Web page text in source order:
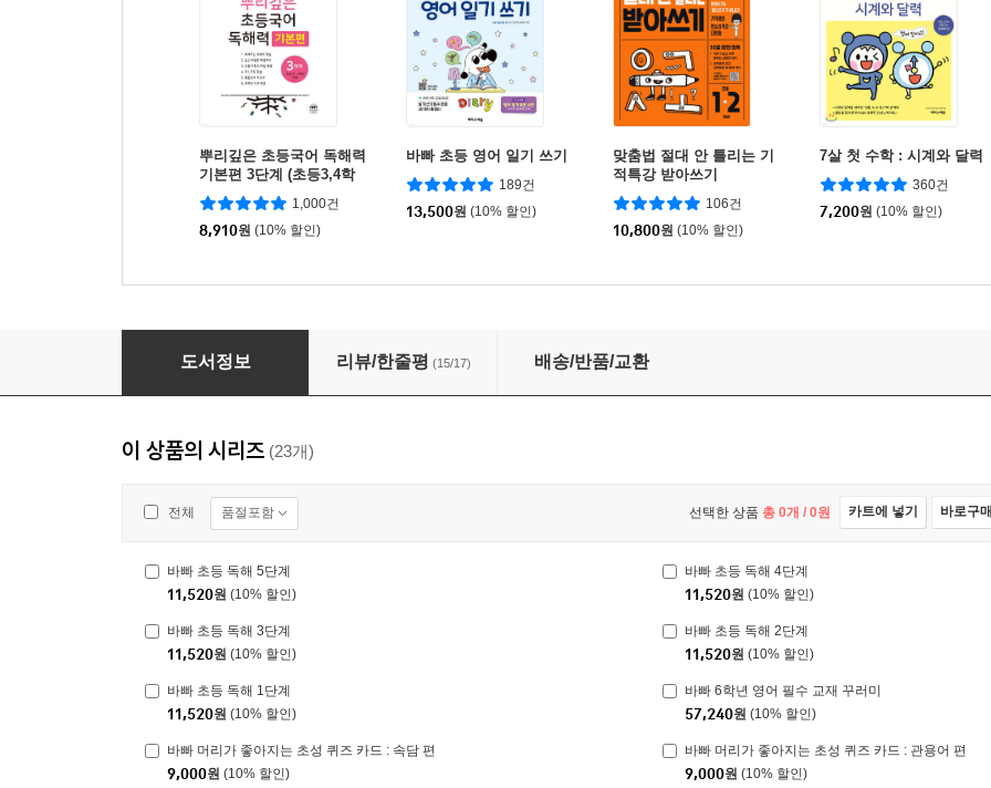
뿌리깊은 초등국어 독해력
기본편 3단계 (초등3,4학
년)
1,000건
8,910원 (10% 할인)
바빠 초등 영어 일기 쓰기
189건
13,500원 (10% 할인)
맞춤법 절대 안 틀리는 기
적특강 받아쓰기
106건
10,800원 (10% 할인)
7살 첫 수학 : 시계와 달력
360건
7,200원 (10% 할인)
바쁜 초등학생을 위한 빠른 맞춤법 세트
도서정보 리뷰/한줄평 (15/17) 배송/반품/교환
이 상품의 시리즈 (23개)
전체 품절포함 선택한 상품 총 0개 / 0원 카트에 넣기 바로구
바빠 초등 독해 5단계
11,520원 (10% 할인)
바빠 초등 독해 4단계
11,520원 (10% 할인)
바빠 초등 독해 3단계
11,520원 (10% 할인)
바빠 초등 독해 2단계
11,520원 (10% 할인)
바빠 초등 독해 1단계
11,520원 (10% 할인)
바빠 6학년 영어 필수 교재 꾸러미
57,240원 (10% 할인)
바빠 머리가 좋아지는 초성 퀴즈 카드 : 속담 편
9,000원 (10% 할인)
바빠 머리가 좋아지는 초성 퀴즈 카드 : 관용어 편
9,000원 (10% 할인)